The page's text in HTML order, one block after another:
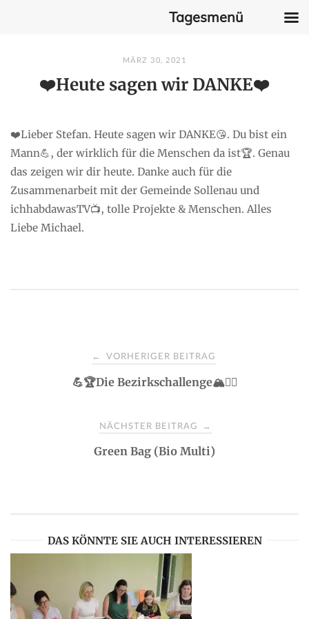
MÄRZ 30, 2021
❤️Heute sagen wir DANKE❤️
❤️Lieber Stefan. Heute sagen wir DANKE😘. Du bist ein
Mann💪, der wirklich für die Menschen da ist🏆. Genau
das zeigen wir dir heute. Danke auch für die
Zusammenarbeit mit der Gemeinde Sollenau und
ichhabdawasTV📺, tolle Projekte & Menschen. Alles
Liebe Michael.
i
← VORHERIGER BEITRAG
💪🏆Die Bezirkschallenge🏔️🏃‍♂️
NÄCHSTER BEITRAG →
Green Bag (Bio Multi)
DAS KÖNNTE SIE AUCH INTERESSIEREN
Tagesmenü